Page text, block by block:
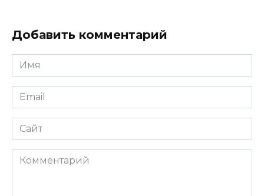
Добавить комментарий
Имя
*
Email
*
Сайт
Комментарий